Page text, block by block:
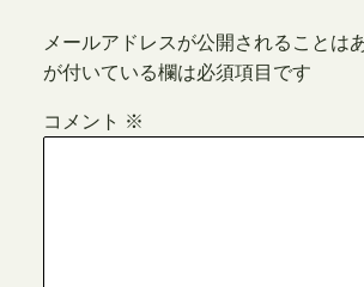
メールアドレスが公開されることは
が付いている欄は必須項目です
コメント ※